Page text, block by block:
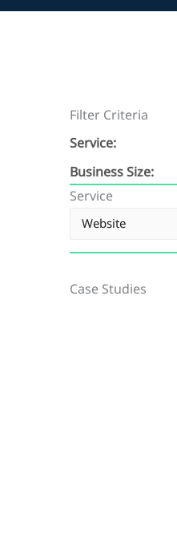
Filter Criteria
Service:
Business Size:
Service
Case Studies